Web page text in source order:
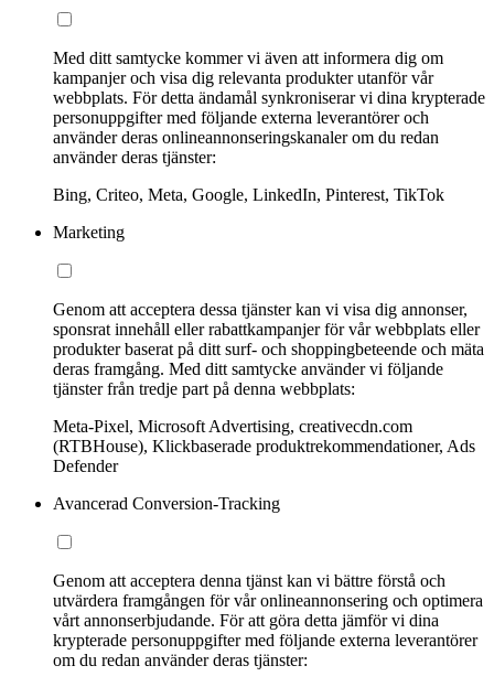
Med ditt samtycke kommer vi även att informera dig om
kampanjer och visa dig relevanta produkter utanför vår
webbplats. För detta ändamål synkroniserar vi dina krypterade
personuppgifter med följande externa leverantörer och
använder deras onlineannonseringskanaler om du redan
använder deras tjänster:
Bing, Criteo, Meta, Google, LinkedIn, Pinterest, TikTok
Marketing
Genom att acceptera dessa tjänster kan vi visa dig annonser,
sponsrat innehåll eller rabattkampanjer för vår webbplats eller
produkter baserat på ditt surf- och shoppingbeteende och mäta
deras framgång. Med ditt samtycke använder vi följande
tjänster från tredje part på denna webbplats:
Meta-Pixel, Microsoft Advertising, creativecdn.com
(RTBHouse), Klickbaserade produktrekommendationer, Ads
Defender
Avancerad Conversion-Tracking
Genom att acceptera denna tjänst kan vi bättre förstå och
utvärdera framgången för vår onlineannonsering och optimera
vårt annonserbjudande. För att göra detta jämför vi dina
krypterade personuppgifter med följande externa leverantörer
om du redan använder deras tjänster: